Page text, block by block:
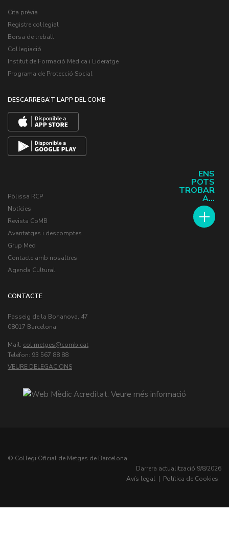
ENS
POTS
TROBAR
A...
Cita prèvia
Registre col·legial
Borsa de treball
Col·legiació
Institut de Formació Mèdica i Lideratge
Programa de Protecció Social
DESCARREGA’T L’APP DEL COMB
Pòlissa RCP
Notícies
Revista CoMB
Avantatges i descomptes
Grup Med
Contacte amb nosaltres
Agenda Cultural
CONTACTE
Passeig de la Bonanova, 47
08017 Barcelona
Mail: col.metges
Teléfon: 93 567 88 88
VEURE DELEGACIONS
© Col·legi Oficial de Metges de Barcelona
Darrera actualització:9/8/2026
Avís legal | Política de Cookies